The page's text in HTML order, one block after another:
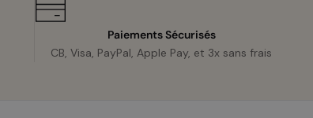
Paiements Sécurisés
CB, Visa, PayPal, Apple Pay, et 3x sans frais